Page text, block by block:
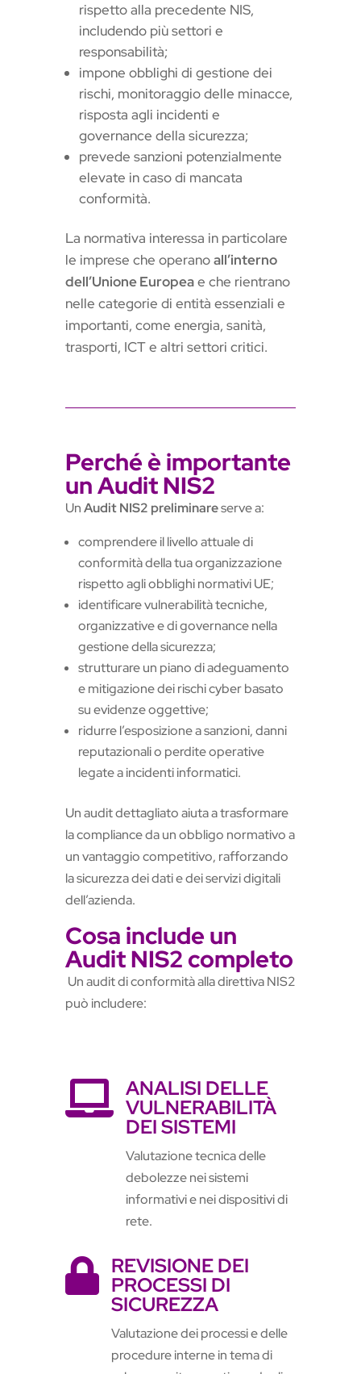
rispetto alla precedente NIS,
includendo più settori e
responsabilità;
impone obblighi di gestione dei
rischi, monitoraggio delle minacce,
risposta agli incidenti e
governance della sicurezza;
prevede sanzioni potenzialmente
elevate in caso di mancata
conformità.
La normativa interessa in particolare
le imprese che operanoall’interno
dell’Unione Europeae che rientrano
nelle categorie di entità essenziali e
importanti, come energia, sanità,
trasporti, ICT e altri settori critici.
Perché è importante
un Audit NIS2
UnAudit NIS2 preliminareserve a:
comprendere il livello attuale di
conformità della tua organizzazione
rispetto agli obblighi normativi UE;
identificare vulnerabilità tecniche,
organizzative e di governance nella
gestione della sicurezza;
strutturare un piano di adeguamento
e mitigazione dei rischi cyber basato
su evidenze oggettive;
ridurre l’esposizione a sanzioni, danni
reputazionali o perdite operative
legate a incidenti informatici.
Un audit dettagliato aiuta a trasformare
la compliance da un obbligo normativo a
un vantaggio competitivo, rafforzando
la sicurezza dei dati e dei servizi digitali
dell’azienda.
Cosa include un
Audit NIS2 completo
Un audit di conformità alla direttiva NIS2
può includere:
 ANALISI DELLE
VULNERABILITÀ
DEI SISTEMI
Valutazione tecnica delle
debolezze nei sistemi
informativi e nei dispositivi di
rete.
 REVISIONE DEI
PROCESSI DI
SICUREZZA
Valutazione dei processi e delle
procedure interne in tema di